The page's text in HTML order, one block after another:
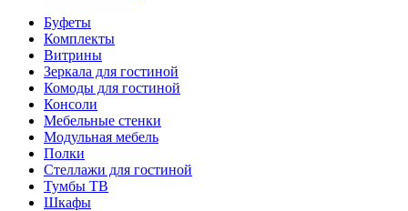
Буфеты
Комплекты
Витрины
Зеркала для гостиной
Комоды для гостиной
Консоли
Мебельные стенки
Модульная мебель
Полки
Стеллажи для гостиной
Тумбы ТВ
Шкафы